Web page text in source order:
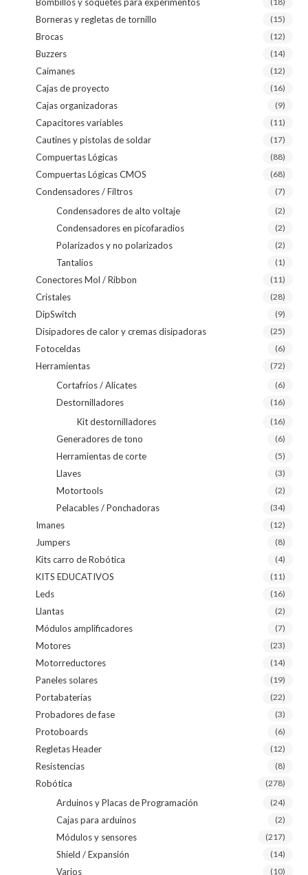
Borneras y regletas de tornillo (15)
Brocas (12)
Buzzers (14)
Caimanes (12)
Cajas de proyecto (16)
Cajas organizadoras (9)
Capacitores variables (11)
Cautines y pistolas de soldar (17)
Compuertas Lógicas (88)
Compuertas Lógicas CMOS (68)
Condensadores / Filtros (7)
Condensadores de alto voltaje (2)
Condensadores en picofaradios (2)
Polarizados y no polarizados (2)
Tantalios (1)
Conectores Mol / Ribbon (11)
Cristales (28)
DipSwitch (9)
Disipadores de calor y cremas disipadoras (25)
Fotoceldas (6)
Herramientas (72)
Cortafríos / Alicates (6)
Destornilladores (16)
Kit destornilladores (16)
Generadores de tono (6)
Herramientas de corte (5)
Llaves (3)
Motortools (2)
Pelacables / Ponchadoras (34)
Imanes (12)
Jumpers (8)
Kits carro de Robótica (4)
KITS EDUCATIVOS (11)
Leds (16)
Llantas (2)
Módulos amplificadores (7)
Motores (23)
Motorreductores (14)
Paneles solares (19)
Portabaterias (22)
Probadores de fase (3)
Protoboards (6)
Regletas Header (12)
Resistencias (8)
Robótica (278)
Arduinos y Placas de Programación (24)
Cajas para arduinos (2)
Módulos y sensores (217)
Shield / Expansión (14)
Varios (10)